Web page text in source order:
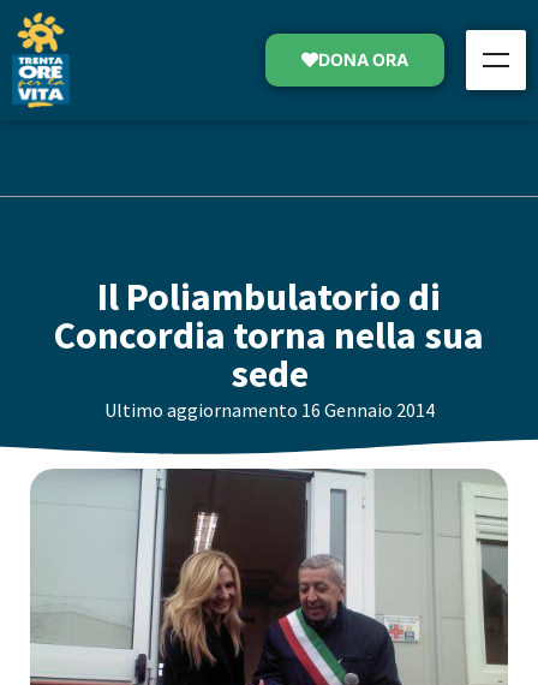
DONA ORA
Il Poliambulatorio di
Concordia torna nella sua
sede
Ultimo aggiornamento 16 Gennaio 2014